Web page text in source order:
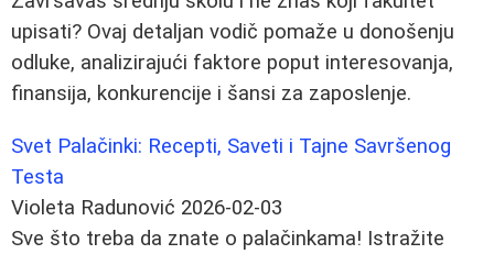
upisati? Ovaj detaljan vodič pomaže u donošenju
odluke, analizirajući faktore poput interesovanja,
finansija, konkurencije i šansi za zaposlenje.
Svet Palačinki: Recepti, Saveti i Tajne Savršenog
Testa
Violeta Radunović 2026-02-03
Sve što treba da znate o palačinkama! Istražite